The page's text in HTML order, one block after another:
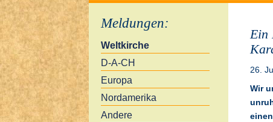
Meldungen:
Weltkirche
D-A-CH
Europa
Nordamerika
Andere
Ein
26.
Wir